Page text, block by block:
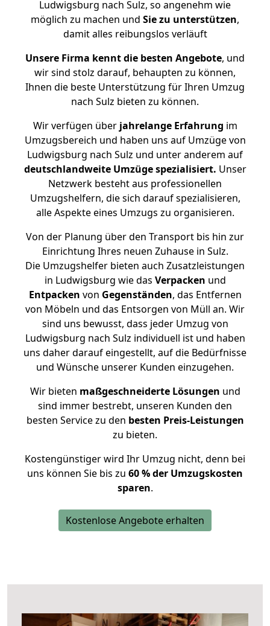
Ludwigsburg nach Sulz, so angenehm wie
möglich zu machen und Sie zu unterstützen,
damit alles reibungslos verläuft
Unsere Firma kennt die besten Angebote, und
wir sind stolz darauf, behaupten zu können,
Ihnen die beste Unterstützung für Ihren Umzug
nach Sulz bieten zu können.
Wir verfügen überjahrelange Erfahrung im
Umzugsbereich und haben uns auf Umzüge von
Ludwigsburg nach Sulz und unter anderem auf
deutschlandweite Umzüge spezialisiert. Unser
Netzwerk besteht aus professionellen
Umzugshelfern, die sich darauf spezialisieren,
alle Aspekte eines Umzugs zu organisieren.
Von der Planung über den Transport bis hin zur
Einrichtung Ihres neuen Zuhause in Sulz.
Die Umzugshelfer bieten auch Zusatzleistungen
in Ludwigsburg wie das Verpacken und
Entpacken von Gegenständen, das Entfernen
von Möbeln und das Entsorgen von Müll an. Wir
sind uns bewusst, dass jeder Umzug von
Ludwigsburg nach Sulz individuell ist und haben
uns daher darauf eingestellt, auf die Bedürfnisse
und Wünsche unserer Kunden einzugehen.
Wir bieten maßgeschneiderte Lösungen und
sind immer bestrebt, unseren Kunden den
besten Service zu den besten Preis-Leistungen
zu bieten.
Kostengünstiger wird Ihr Umzug nicht, denn bei
uns können Sie bis zu 60 % der Umzugskosten
sparen.
Kostenlose Angebote erhalten